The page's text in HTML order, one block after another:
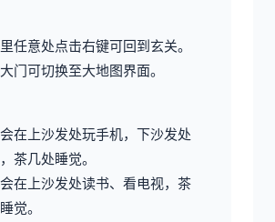
任意处点击右键可回到玄关。
门可切换至大地图界面。
在上沙发处玩手机，下沙发处
茶几处睡觉。
在上沙发处读书、看电视，茶
觉。